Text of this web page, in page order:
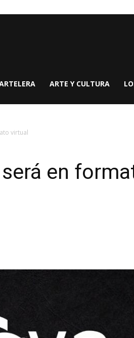
ARTE Y CULTURA
virtual
en